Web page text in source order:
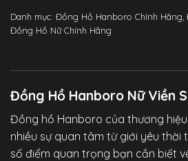
Danh mục: Đồng Hồ Hanboro Chính Hãng,
Đồng Hồ Nữ Chính Hãng
Đồng Hồ Hanboro Nữ Viền
Đồng hồ Hanboro của thương
nhiều sự quan tâm từ giới yêu thời
số điểm quan trọng bạn cần biết